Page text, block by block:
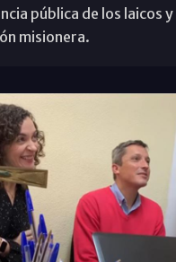
pública de los laicos
misionera.